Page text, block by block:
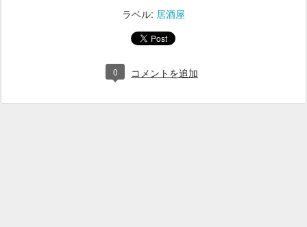
ラベル: 居酒屋
0 コメントを追加